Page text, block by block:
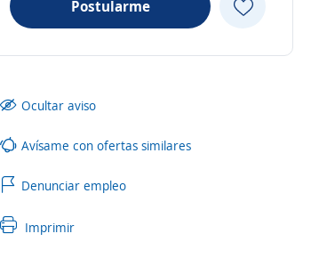
Postularme
Ocultar aviso
Avísame con ofertas similares
Denunciar empleo
Imprimir